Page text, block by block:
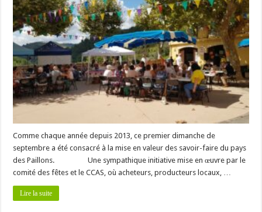
Comme chaque année depuis 2013, ce premier dimanche de
septembre a été consacré à la mise en valeur des savoir-faire du pays
des Paillons. Une sympathique initiative mise en œuvre par le
comité des fêtes et le CCAS, où acheteurs, producteurs locaux, …
Lire la suite